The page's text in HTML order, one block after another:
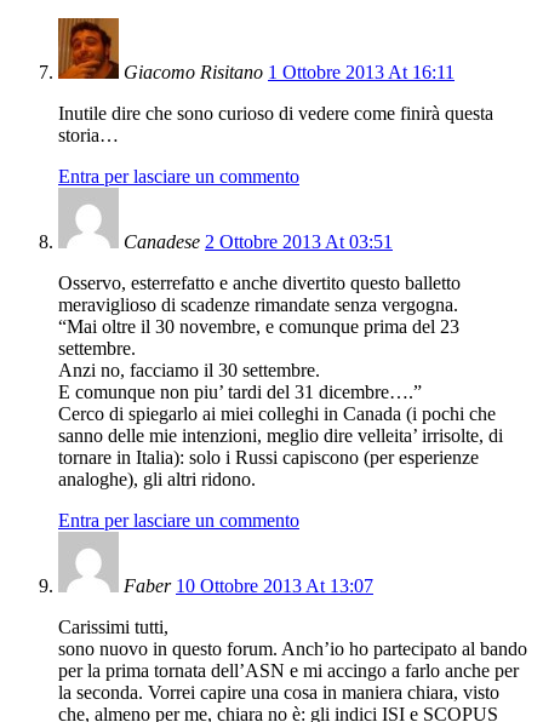
Giacomo Risitano 1 Ottobre 2013 At 16:11
Inutile dire che sono curioso di vedere come finirà questa
storia…
Entra per lasciare un commento
Canadese 2 Ottobre 2013 At 03:51
Osservo, esterrefatto e anche divertito questo balletto
meraviglioso di scadenze rimandate senza vergogna.
“Mai oltre il 30 novembre, e comunque prima del 23
settembre.
Anzi no, facciamo il 30 settembre.
E comunque non piu’ tardi del 31 dicembre….”
Cerco di spiegarlo ai miei colleghi in Canada (i pochi che
sanno delle mie intenzioni, meglio dire velleita’ irrisolte, di
tornare in Italia): solo i Russi capiscono (per esperienze
analoghe), gli altri ridono.
Entra per lasciare un commento
Faber 10 Ottobre 2013 At 13:07
Carissimi tutti,
sono nuovo in questo forum. Anch’io ho partecipato al bando
per la prima tornata dell’ASN e mi accingo a farlo anche per
la seconda. Vorrei capire una cosa in maniera chiara, visto
che, almeno per me, chiara no è: gli indici ISI e SCOPUS